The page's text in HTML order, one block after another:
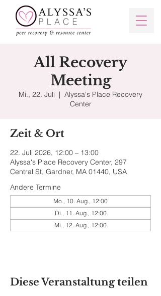
All Recovery
Meeting
Mi., 22. Juli
  |
Alyssa's Place Recovery
Center
Zeit & Ort
22. Juli 2026, 12:00 – 13:00
Alyssa's Place Recovery Center, 297
Central St, Gardner, MA 01440, USA
Andere Termine
Mo., 10. Aug., 12:00
Di., 11. Aug., 12:00
Mi., 12. Aug., 12:00
Diese Veranstaltung teilen